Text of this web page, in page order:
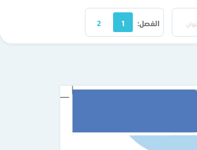
الفصل: 1
2